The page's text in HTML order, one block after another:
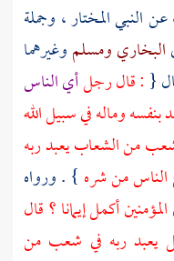
النبي المختار ، وجملة
البخاريومسلموغيرهما
{ : قال رجلأي الناس
وماله في سبيل الله
من الشعاب يعبد ربه
الناس من شره } . ورواه
أكمل إيمانا ؟ قال
يعبد ربه في شعب من